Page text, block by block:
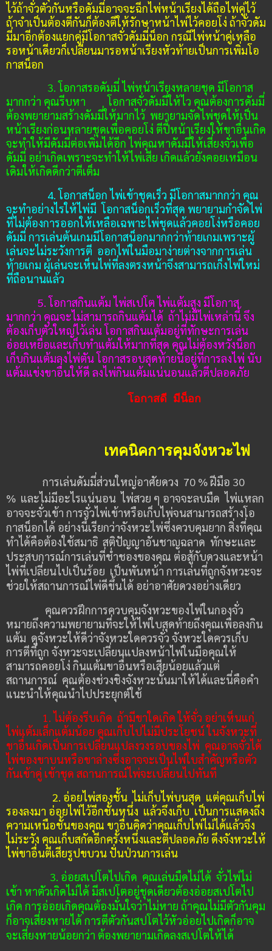
ไว้ถ้าจั่วตัวกันหรือดัมมี่อาจจะฉีกไพ่หน้าเรียงได้ถือไพ่คู่ไว้
ถ้าจำเป็นต้องตีกันก็ต้องตีให้รักษาหน้าไพ่ไว้คอยโง่ ถ้าจั่วดัม
มี่มาอีกต้องแยกคู่มีโอกาสจั่วดัมมี่น็อก กรณีไพ่หน้าคู่เหลือ
รอหน้าเดียวก็เปลี่ยนมารอหน้าเรียงหัวท้ายเป็นการเพิ่มโอ
กาสน็อก
3. โอกาสรอดัมมี่ ไพ่หน้าเรียงหลายชุด มีโอกาส
มากกว่า คุณรีบหา โอกาสจั่วดัมมี่ให้ไว คุณต้องการดัมมี่
ต้องพยายามสร้างดัมมี่ให้มากไว้ พยายามจัดไพ่ชุดให้เป็น
หน้าเรียงก่อนหลายชุดเพื่อคอยโง่ ตีปี้หน้าเรียงให้ขาอื่นเกิด
จะทำให้มีดัมมี่ต่อเพิ่มได้อีก ไพ่คุณหาดัมมี่ให้เสี่ยงจั่วเพื่อ
ดัมมี่ อย่าเกิดเพราะจะทำให้ไพ่เสีย เกิดแล้วยังคอยเหมือน
เดิมให้เกิดดีกว่าตีเต็ม
4. โอกาสน็อก ไพ่เข้าชุดเร็ว มีโอกาสมากกว่า คุณ
จะทำอย่างไรให้ไพ่มี โอกาสน็อกเร็วที่สุด พยายามกำจัดไพ่
ที่ไม่ต้องการออกให้เหลือเฉพาะไพ่ชุดแล้วคอยโง่หรือคอย
ดัมมี่ การเล่นต้นเกมมีโอกาสน็อกมากกว่าท้ายเกมเพราะผู้
เล่นจะไม่ระวังการตี ออกไพ่ในมือมาง่ายต่างจากการเล่น
ท้ายเกม ผู้เล่นจะเห็นไพ่ที่ลงตรงหน้าจึงสามารถเก็งไพ่ใหม่
ที่ถือนานแล้ว
5. โอกาสกินแต้ม ไพ่สเปโต ไพ่แต้มสูง มีโอกาส
มากกว่า คุณจะไม่สามารถกินแต้มได้ ถ้าไม่มีไพ่เหล่านี้ จึง
ต้องเก็บตัวใหญ่ไว้เล่น โอกาสกินแต้มอยู่ที่ทักษะการเล่น
อ่อยเหยื่อและเก็บทำแต้มให้มากที่สุด คุณไม่ต้องหวังน็อก
เก็บกินแต้มลงไพ่ตัน โอกาสรอบสุดท้ายนี้อยู่ที่การลงไพ่ นับ
แต้มแข่งขาอื่นให้ดี ลงไพ่กินแต้มแน่นอนแล้วตีปลอดภัย
โอกาสดี มีน็อก
เทคนิคการคุมจังหวะไพ่
การเล่นดัมมี่ส่วนใหญ่อาศัยดวง 70 %ฝีมือ 30
% และไม่มีอะไรแน่นอน ไพ่สวย ๆ อาจจะลบมืด ไพ่แหลก
อาจจะจั่วเข้า การจั่วไพ่เข้าหรือเก็บไพ่จนสามารถสร้างโอ
กาสน็อกได้ อย่างนี้เรียกว่าจังหวะไพ่ซึ่งควบคุมยาก สิ่งที่คุณ
ทำได้คือต้องใช้สมาธิ สติปัญญาอันชาญฉลาด ทักษะและ
ประสบการณ์การเล่นที่ช่ำชองของคุณ ต่อสู้กับดวงและหน้า
ไพ่ที่เปลี่ยนไปเป็นร้อย เป็นพันหน้า การเล่นที่ถูกจังหวะจะ
ช่วยให้สถานการณ์ไพ่ดีขึ้นได้ อย่าอาศัยดวงอย่างเดียว
คุณควรฝึกการควบคุมจังหวะของไพ่ในกองจั่ว
หมายถึงความพยายามที่จะให้ไพ่ใบสุดท้ายถึงคุณเพื่อลงกิน
แต้ม ดูจังหวะให้ดีว่าจังหวะใดควรจั่ว จังหวะใดควรเก็บ
การตีที่ถูก จังหวะจะเปลี่ยนแปลงหน้าไพ่ในมือคุณให้
สามารถคอยโง่ กินแต้มขาอื่นหรือเสียน้อยแล้วแต่
สถานการณ์ คุณต้องช่วงชิงจังหวะนั้นมาให้ได้และนี่คือคำ
แนะนำให้คุณนำไปประยุกต์ใช้
1. ไม่ต้องรีบเกิด ถ้ามีขาใดเกิด ให้จั่ว อย่าเห็นแก่
ไพ่แต้มเล็กแต้มน้อย คุณเก็บไปไม่มีประโยชน์ในจังหวะที่
ขาอื่นเกิดเป็นการเปลี่ยนแปลงวงรอบของไพ่ คุณอาจจั่วได้
ไพ่ของขาบนหรือขาล่างซึ่งอาจจะเป็นไพ่ใบสำคัญหรือตัว
กันเข้าคู่ เข้าชุด สถานการณ์ไพ่จะเปลี่ยนไปทันที
2. อ่อยไพ่สองชั้น ไม่เก็บไพ่บนสุด แต่คุณเก็บไพ่
รองลงมา อ่อยไพ่ไว้อีกชั้นหนึ่ง แล้วจึงเก็บ เป็นการแสดงถึง
ความเหนือชั้นของคุณ ขาอื่นคิดว่าคุณเก็บไพ่ไม่ได้แล้วจึง
ไม่ระวัง คุณเก็บสกัดอีกครั้งหนึ่งและตีปลอดภัย ดึงจังหวะให้
ไพ่ขาอื่นตีเสียรูปขบวน ปั่นป่วนการเล่น
3. อ่อยสเปโตไปเกิด คุณเล่นมืดไม่ได้ จั่วไพ่ไม่
เข้า หาตัวเกิดไม่ได้ มีสเปโตอยู่ชุดเดียวต้องอ่อยสเปโตไป
เกิด การอ่อยเกิดคุณต้องมั่นใจว่าไม่หาย ถ้าคุณไม่มีตัวกันคุม
ก็อาจเสี่ยงหายได้ การตีตัวกันสปโตไว้หัวอ่อยไปเกิดก็อาจ
จะเสี่ยงหายน้อยกว่า ต้องพยายามเกิดลงสเปโตให้ได้